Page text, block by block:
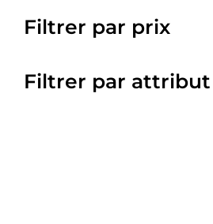
Filtrer par prix
Filtrer par attribut